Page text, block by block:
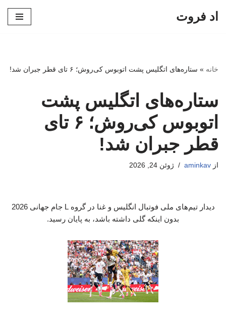
اد فروت
خانه » ستاره‌های اتگلیس پشت اتوبوس کی‌روش؛ ۶ تای قطر جبران شد!
ستاره‌های اتگلیس پشت
اتوبوس کی‌روش؛ ۶ تای
قطر جبران شد!
از aminkav ژوئن 24, 2026
دیدار تیم‌های ملی فوتبال انگلیس و غنا در گروه L جام جهانی 2026
بدون اینکه گلی داشته باشد، به پایان رسید.